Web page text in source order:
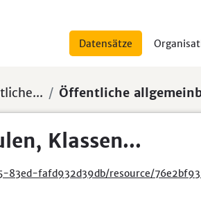
Datensätze
Öffentliche
Klassen...
6878-4721-b611-33132f85c652/download/